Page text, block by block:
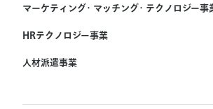
マーケティング・マッチング・テクノロジー事
(株) リクルート
HRテクノロジー事業
(株) インディードリクルートパートナーズ
人材派遣事業